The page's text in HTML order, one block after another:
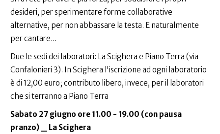
desideri, per sperimentare forme collaborative
alternative, per non abbassare la testa. E naturalmente
per cantare...
Due le sedi dei laboratori: La Scighera e Piano Terra (via
Confalonieri 3). In Scighera l'iscrizione ad ogni laboratorio
è di 12,00 euro; contributo libero, invece, per il laboratori
che si terranno a Piano Terra
Sabato 27 giugno ore 11.00 - 19.00 (con pausa
pranzo) _ La Scighera